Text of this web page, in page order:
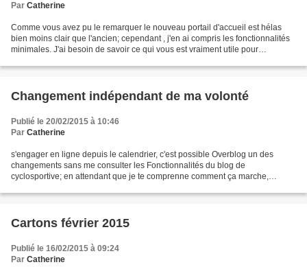
Par Catherine
Comme vous avez pu le remarquer le nouveau portail d'accueil est hélas
bien moins clair que l'ancien; cependant , j'en ai compris les fonctionnalités
minimales. J'ai besoin de savoir ce qui vous est vraiment utile pour
Changement indépendant de ma volonté
Publié le 20/02/2015 à 10:46
Par Catherine
s'engager en ligne depuis le calendrier, c'est possible Overblog un des
changements sans me consulter les Fonctionnalités du blog de
cyclosportive; en attendant que je te comprenne comment ça marche,
Cartons février 2015
Publié le 16/02/2015 à 09:24
Par Catherine